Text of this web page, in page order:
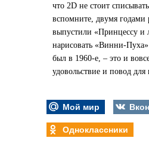
что 2D не стоит
вспомните, двумя годами
выпустили «Принцессу и
нарисовать «Винни-
был в 1960-е, – это и
удовольствие и повод для
Мой мир
Одноклассники